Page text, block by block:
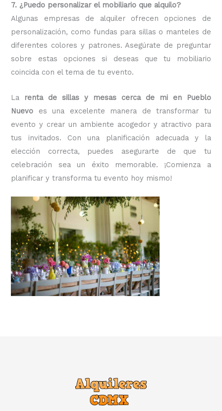
7. ¿Puedo personalizar el mobiliario que alquilo?
Algunas empresas de alquiler ofrecen opciones de
personalización, como fundas para sillas o manteles de
diferentes colores y patrones. Asegúrate de preguntar
sobre estas opciones si deseas que tu mobiliario
coincida con el tema de tu evento.
La renta de sillas y mesas cerca de mi en Pueblo
Nuevo es una excelente manera de transformar tu
evento y crear un ambiente acogedor y atractivo para
tus invitados. Con una planificación adecuada y la
elección correcta, puedes asegurarte de que tu
celebración sea un éxito memorable. ¡Comienza a
planificar y transforma tu evento hoy mismo!